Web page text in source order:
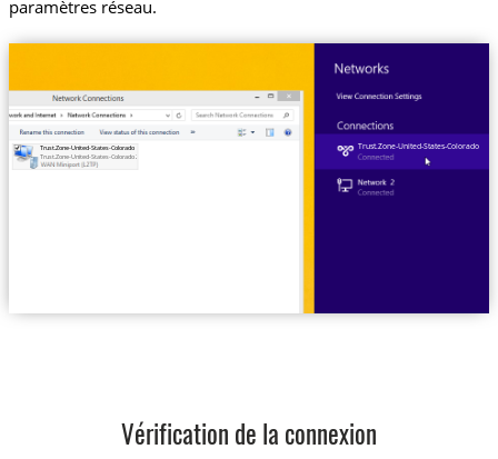
paramètres réseau.
Trust.Zone-United-States-Colorado
Trust.Zone-United-States-Colorado 2
Trust.Zone-United-States-Colorado
Vérification de la connexion